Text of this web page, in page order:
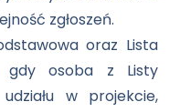
zgłoszeń.
oraz Lista
gdy osoba z Listy
w projekcie,